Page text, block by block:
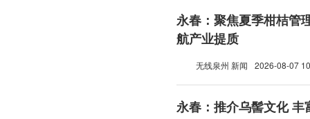
永春：聚焦夏季柑桔管
航产业提质
无线泉州 新闻 2026-08-07
永春：推介乌髻文化 丰